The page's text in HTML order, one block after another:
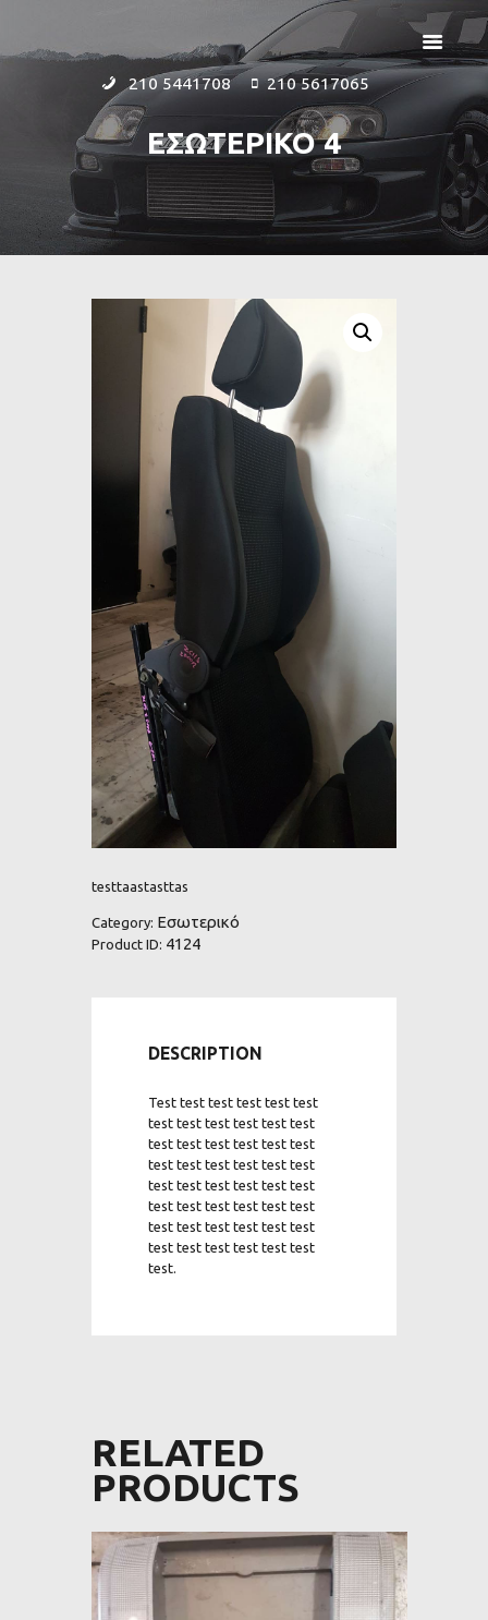
210 5441708 210 5617065
ΕΣΩΤΕΡΙΚΟ 4
ΑΡΧΙΚΗ
ΕΤΑΙΡΕΙΑ
ΠΡΟΪΟΝΤΑ
testtaastasttas
Category: Εσωτερικό
Product ID: 4124
DESCRIPTION
Test test test test test test
test test test test test test
test test test test test test
test test test test test test
test test test test test test
test test test test test test
test test test test test test
test test test test test test
test.
RELATED
PRODUCTS